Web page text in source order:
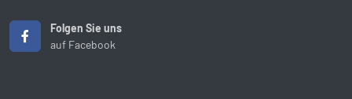
Folgen Sie uns
auf Facebook